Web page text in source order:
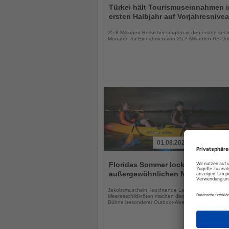
Sie
die
Türkei hält Tourismuseinnahmen
ersten Halbjahr auf
25,8 Millionen Besucher sorgten in den ersten
Monaten für Einnahmen von 25,7 Milliarden US-
Sie
die
Nachrichten
01.08.2026
Floridas Sommer lockt mit drei
außergewöhnlichen
Jakobsmuscheln, leuchtende Lagunen und
Meeresschildkröten machen den Sunshine State
Bühne besonderer Outdoor-Abenteuer